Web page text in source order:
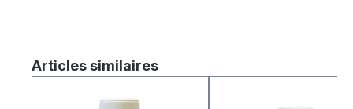
Ignorer la galerie de produits
Articles similaires